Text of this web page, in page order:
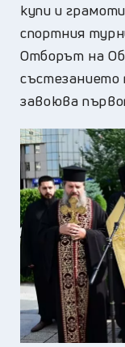
купи и
спортния
Отборът на
състезанието
завоюва